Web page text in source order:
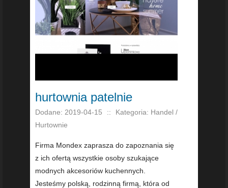
hurtownia patelnie
Dodane: 2019-04-15 ::
Kategoria: Handel /
Hurtownie
Firma Mondex zaprasza do zapoznania się
z ich ofertą wszystkie osoby szukające
modnych akcesoriów kuchennych.
Jesteśmy polską, rodzinną firmą, która od